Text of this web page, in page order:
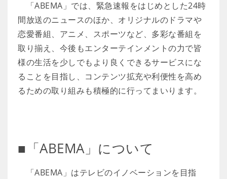
「ABEMA」では、緊急速報をはじめとした24時
間放送のニュースのほか、オリジナルのドラマや
恋愛番組、アニメ、スポーツなど、多彩な番組を
取り揃え、今後もエンターテインメントの力で皆
様の生活を少しでもより良くできるサービスにな
ることを目指し、コンテンツ拡充や利便性を高め
るための取り組みも積極的に行ってまいります。
■「ABEMA」について
「ABEMA」はテレビのイノベーションを目指